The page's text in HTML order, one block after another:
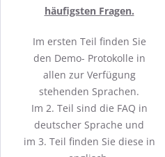
häufigsten Fragen.
Im ersten Teil finden Sie
den Demo- Protokolle in
allen zur Verfügung
stehenden Sprachen.
Im 2. Teil sind die FAQ in
deutscher Sprache und
im 3. Teil finden Sie diese in